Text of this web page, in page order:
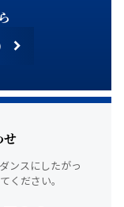
せ
ンスにしたがっ
ください。